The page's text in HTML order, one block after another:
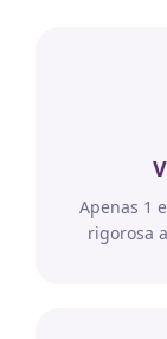
Apenas 1
rigorosa